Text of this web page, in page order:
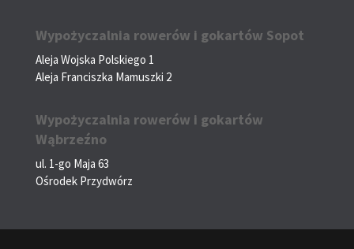
Wypożyczalnia rowerów i gokartów Sopot
Aleja Wojska Polskiego 1
Aleja Franciszka Mamuszki 2
Wypożyczalnia rowerów i gokartów
Wąbrzeźno
ul. 1-go Maja 63
Ośrodek Przydwórz